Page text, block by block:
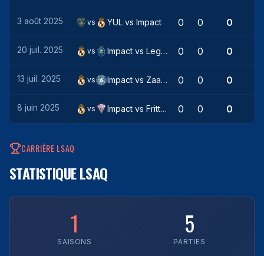
3 août 2025 vs YUL vsImpact 0 0 0
20 juil. 2025 vs Impact vsLegends 0 0 0
13 juil. 2025 vs Impact vs Zaatar 0 0 0
8 juin 2025 vs Impact vsFrittata 0 0 0
CARRIÈRE LSAQ
STATISTIQUE LSAQ
1
SAISONS
5
PARTIES